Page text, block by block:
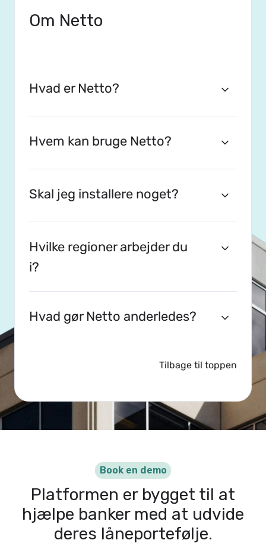
Om Netto
Hvad er Netto?
Hvem kan bruge Netto?
Skal jeg installere noget?
Hvilke regioner arbejder du
i?
Hvad gør Netto anderledes?
Tilbage til toppen
Book en demo
Platformen er bygget til at
hjælpe banker med at udvide
deres låneportefølje.